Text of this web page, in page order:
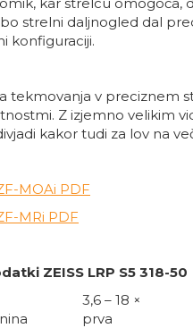
strelni daljnogled dal
konfiguraciji.
tekmovanja v preciznem
Z izjemno velikim
kakor tudi za lov na
MOAi PDF
MRi PDF
ZEISS LRP S5 318-50
3,6 – 18 ×
prva